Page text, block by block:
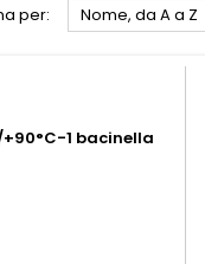
per: Nome, da A a Z
1 bacinella